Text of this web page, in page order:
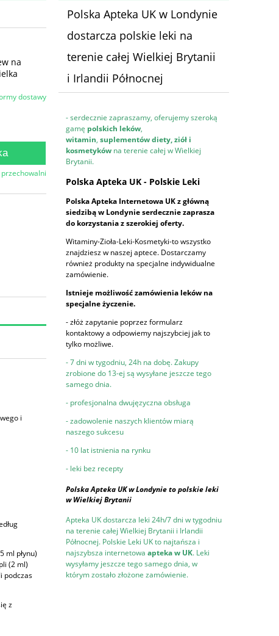
na
dostawy
i
ml płynu)
(2 ml)
podczas
z
Polska Apteka UK w Londynie
dostarcza polskie leki na
terenie całej Wielkiej Brytanii
i Irlandii Północnej
- serdecznie zapraszamy, oferujemy szeroką
gamę polskich leków,
witamin, suplementów diety, ziół i
kosmetyków na terenie całej w Wielkiej
Brytanii.
Polska Apteka UK - Polskie Leki
Polska Apteka Internetowa UK z główną
siedzibą w Londynie serdecznie zaprasza
do korzystania z szerokiej oferty.
Witaminy-Zioła-Leki-Kosmetyki-to wszystko
znajdziesz w naszej aptece. Dostarczamy
również produkty na specjalne indywidualne
zamówienie.
Istnieje możliwość zamówienia leków na
specjalne życzenie.
- złóż zapytanie poprzez formularz
kontaktowy a odpowiemy najszybciej jak to
tylko możliwe.
- 7 dni w tygodniu, 24h na dobę. Zakupy
zrobione do 13-ej są wysyłane jeszcze tego
samego dnia.
- profesjonalna dwujęzyczna obsługa
- zadowolenie naszych klientów miarą
naszego sukcesu
- 10 lat istnienia na rynku
- leki bez recepty
Polska Apteka UK w Londynie to polskie leki
w Wielkiej Brytanii
Apteka UK dostarcza leki 24h/7 dni w tygodniu
na terenie całej Wielkiej Brytanii i Irlandii
Północnej. Polskie Leki UK to najtańsza i
najszybsza internetowa apteka w UK. Leki
wysyłamy jeszcze tego samego dnia, w
którym zostało złożone zamówienie.